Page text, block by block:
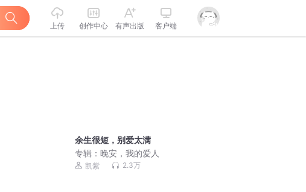
上传 创作中心 有声出版 客户端
余生很短，别爱太满
专辑：晚安，我的爱人
凯紫 2.3万